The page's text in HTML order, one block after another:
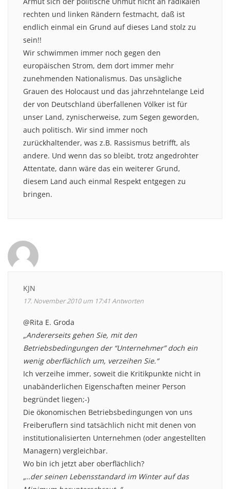
rechten und linken Rändern festmacht, daß ist
endlich einmal ein Grund auf dieses Land stolz zu
sein!!
Wir schwimmen immer noch gegen den
europäischen Strom, dem dort immer mehr
zunehmenden Nationalismus. Das unsägliche
Grauen des Holocaust und das jahrzehntelange Leid
der von Deutschland überfallenen Völker ist für
unser Land, zynischerweise, zum Segen geworden,
auch politisch. Wir sind immer noch
zurückhaltender, was z.B. Rassismus betrifft, als
andere. Und wenn das so bleibt, trotz angedrohter
Attentate, dann wäre das ein weiterer Grund,
diesem Land auch einmal Respekt entgegen zu
bringen.
KJN
17. November 2010 um 17:41Antworten
@Rita E. Groda
„Andererseits gehen Sie, mit den
Betriebsbedingungen der “Unternehmer” doch ein
wenig oberflächlich um, verzeihen Sie.“
Ich verzeihe immer, soweit die Kritikpunkte nicht in
unabänderlichen Eigenschaften meiner Person
begründet liegen;-)
Die ökonomischen Betriebsbedingungen von uns
Freiberuflern sind tatsächlich nicht mit denen von
institutionalisierten Unternehmen (oder angestellten
Managern) vergleichbar.
Wo bin ich jetzt aber oberflächlich?
„..der seinen Lebensstandard im Winter auf das